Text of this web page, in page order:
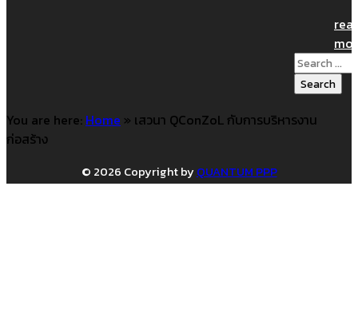
Search
for:
You are here: Home » เสวนา QConZoL กับการบริหารงาน
ก่อสร้าง
© 2026 Copyright by QUANTUM PPP